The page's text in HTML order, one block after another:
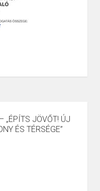
JÖVŐT! ÚJ
ÉS TÉRSÉGE”